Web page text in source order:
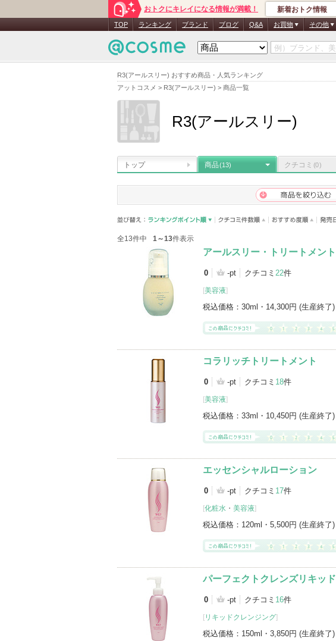
R3(アールスリー) おすすめ商品・人気ランキング
アットコスメ > R3(アールスリー) > 商品一覧
おトクにキレイになる情報が満載！ 新着おトク情報
TOP ランキング ブランド ブログ Q&A お買物 その他
R3(アールスリー)
トップ 商品(13) クチコミ (0)
全13件中 1～13件表示
アールスリー・トリートメント
0 -pt クチコミ 22件
[美容液]
税込価格： 30ml・14,300円 (生産終了)
コラリッチトリートメント
0 -pt クチコミ 18件
[美容液]
税込価格： 33ml・10,450円 (生産終了)
エッセンシャルローション
0 -pt クチコミ 17件
[化粧水 ・ 美容液]
税込価格： 120ml・5,500円 (生産終了)
パーフェクトクレンズリキッド
0 -pt クチコミ 16件
[ リキッドクレンジング]
税込価格： 150ml・3,850円 (生産終了)